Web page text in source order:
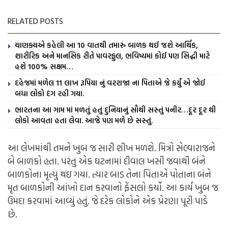
RELATED POSTS
ચાણક્યએ કહેલી આ 10 વાતથી તમારું બાળક થઈ જશે આર્થિક,
શારીરિક અને માનસિક રીતે પાવરફુલ, ભવિષ્યમાં કોઈ પણ સિદ્ધી માટે
હશે 100% સક્ષમ…
દહેજમાં મળેલ 11 લાખ રૂપિયા નું વરરાજા ના પિતાએ જે કર્યું એ જોઈ
બધા લોકો દંગ રહી ગયા.
ભારતના આ ગામ માં મળતું હતું દુનિયાનું સૌથી સસ્તું પનીર…દૂર દૂર થી
લોકો આવતા હતા લેવા. આજે પણ મળે છે સસ્તું.
આ લેખમાંથી તમને ખુબ જ સારી શીખ મળશે. મિત્રો સેલ્વારાજને
બે બાળકો હતા. પરંતુ એક ઘટનામાં દીવાલ ખસી જવાથી બંને
બાળકોના મૃત્યુ થઇ ગયા. ત્યાર બાડ તેના પિતાએ પોતાના બંને
મૃત બાળકોની આંખો દાન કરવાનો ફેંસલો કર્યો. આ કાર્ય ખુબ જ
ઉમદા કરવામાં આવ્યું હતું. જે દરેક લોકોને એક પ્રેરણા પૂરી પાડે
છે.